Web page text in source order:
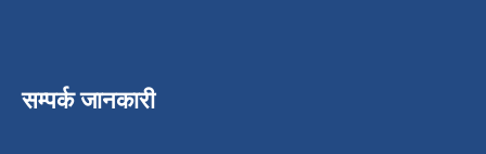
सम्पर्क जानकारी